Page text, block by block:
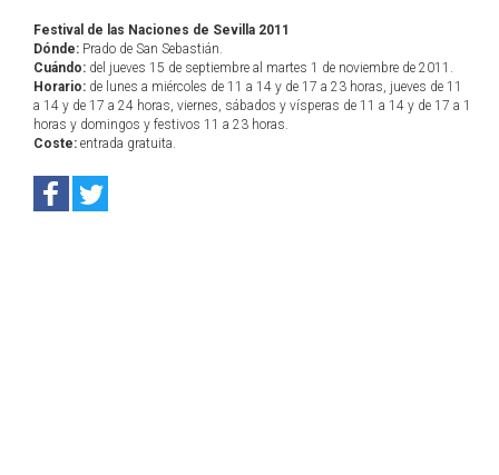
Festival de las Naciones de Sevilla 2011
Dónde: Prado de San Sebastián.
Cuándo: del jueves 15 de septiembre al martes 1 de noviembre de 2011.
Horario: de lunes a miércoles de 11 a 14 y de 17 a 23 horas, jueves de 11
a 14 y de 17 a 24 horas, viernes, sábados y vísperas de 11 a 14 y de 17 a 1
horas y domingos y festivos 11 a 23 horas.
Coste: entrada gratuita.